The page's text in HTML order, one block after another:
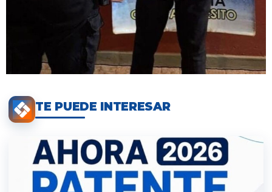
TE PUEDE INTERESAR